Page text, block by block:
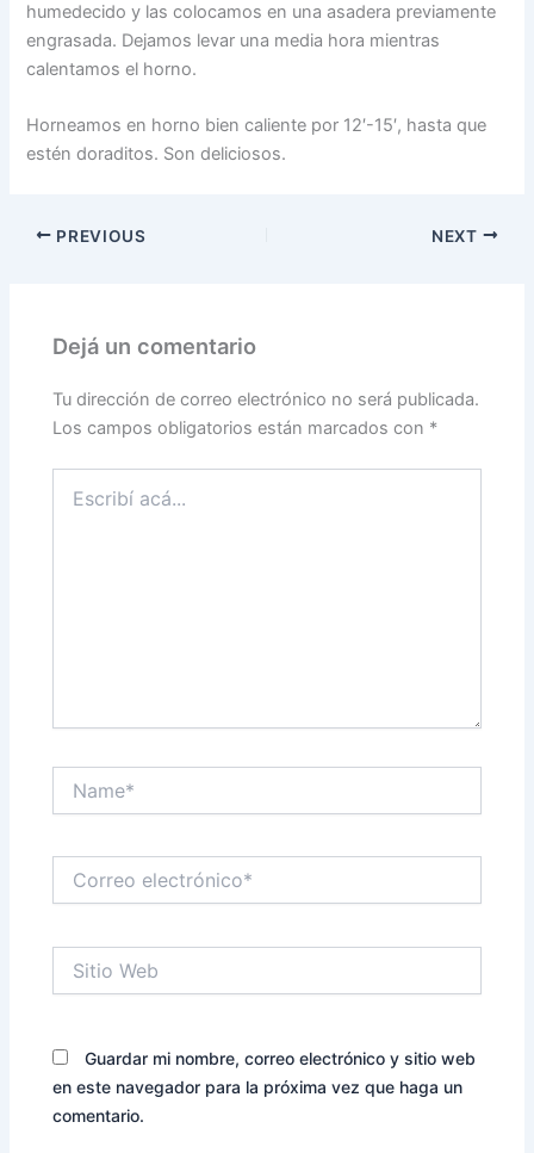
humedecido y las colocamos en una asadera previamente
engrasada. Dejamos levar una media hora mientras
calentamos el horno.
Horneamos en horno bien caliente por 12′-15′, hasta que
estén doraditos. Son deliciosos.
PREVIOUS NEXT
Dejá un comentario
Tu dirección de correo electrónico no será publicada.
Los campos obligatorios están marcados con *
acá...
electrónico*
Web
Guardar mi nombre, correo electrónico y sitio web
en este navegador para la próxima vez que haga un
comentario.